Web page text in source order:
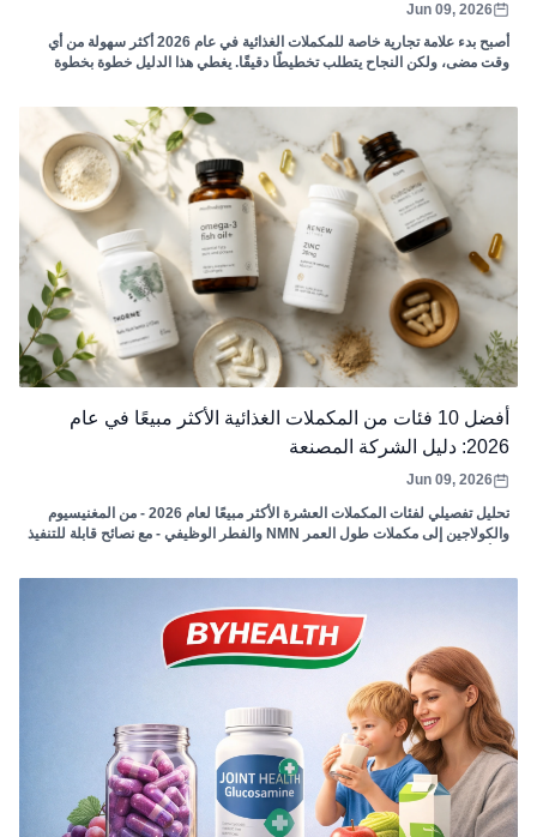
Jun 09, 2026
أصبح بدء علامة تجارية خاصة للمكملات الغذائية في عام 2026 أكثر سهولة من أي
وقت مضى، ولكن النجاح يتطلب تخطيطًا دقيقًا. يغطي هذا الدليل خطوة بخطوة
التنظيمي، والعلامات التجارية، واختيار قنوات البيع، وإطلاق منتجك الأول. يتضمن
بيانات التسعير الفعلية، وحسابات الهامش، وقائمة مرجعية كاملة قبل الإطلاق.
أفضل 10 فئات من المكملات الغذائية الأكثر مبيعًا في عام
2026: دليل الشركة المصنعة
Jun 09, 2026
تحليل تفصيلي لفئات المكملات العشرة الأكثر مبيعًا لعام 2026 - من المغنيسيوم
والكولاجين إلى مكملات طول العمر NMN والفطر الوظيفي - مع نصائح قابلة للتنفيذ